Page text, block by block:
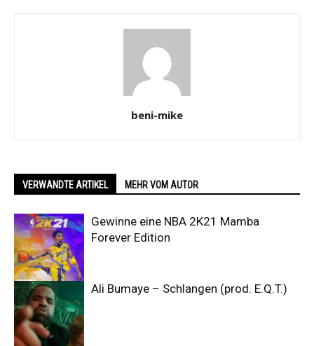
beni-mike
VERWANDTE ARTIKEL MEHR VOM AUTOR
Gewinne eine NBA 2K21 Mamba
Forever Edition
Ali Bumaye – Schlangen (prod. E.Q.T.)